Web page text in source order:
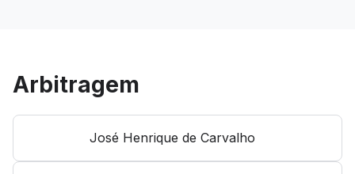
Arbitragem
José Henrique de Carvalho